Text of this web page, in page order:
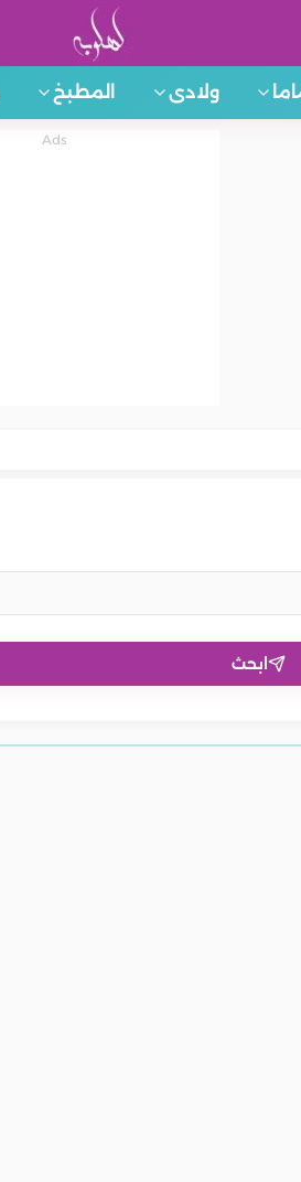
ولادى المطبخ
ابحث
للنساء.. يعزز
من السرطان
للبشرة.. يحسن